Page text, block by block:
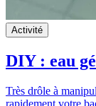
Activité
DIY : eau
Très drôle à
rapidement votre